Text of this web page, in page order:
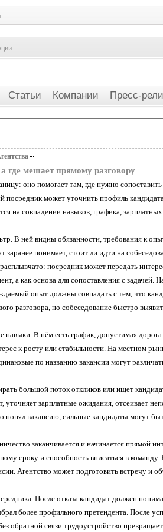
Статьи Компании Пресс-
а где мешает прямому разговору
оно помогает там, где нужно
может уточнить профиль
на совпадении навыков, графика,
В ней видны обязанности, требования к
понимает, стоит ли идти на
посредник может передать
а как основа для сопоставления с
опыт должны совпадать с тем, что
разговора, но собеседование быстро
навыки. В нём есть график, допустимая
к росту или стабильности. На местном
по названию вакансии могут
большой поток откликов или ищет
зарплатные ожидания, отсеивает
понял вакансию, сильные кандидаты могут
заканчивается и начинается прямой
сроку и способность вписаться в
Агентство может подготовить встречу и
После отказа кандидат должен
более профильного претендента. После
обратной связи трудоустройство